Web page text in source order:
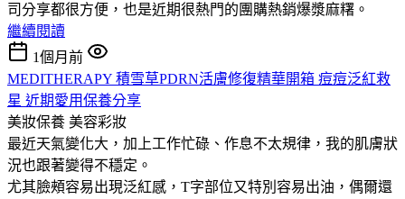
司分享都很方便，也是近期很熱門的團購熱銷爆漿麻糬。
繼續閱讀
1個月前
MEDITHERAPY 積雪草PDRN活膚修復精華開箱 痘痘泛紅救
星 近期愛用保養分享
美妝保養 美容彩妝
最近天氣變化大，加上工作忙碌、作息不太規律，我的肌膚狀
況也跟著變得不穩定。
尤其臉頰容易出現泛紅感，T字部位又特別容易出油，偶爾還